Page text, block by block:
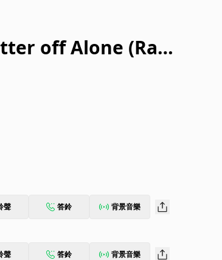
off Alone (Radi
聲 答鈴 背景音樂
聲 答鈴 背景音樂